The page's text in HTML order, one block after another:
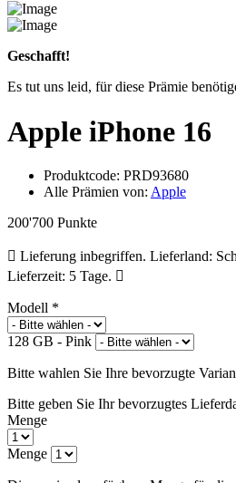
Geschafft!
Es tut uns leid, für diese Prämie
Apple iPhone 16
Produktcode: PRD93680
Alle Prämien von: Apple
200'700 Punkte
Lieferung inbegriffen. Lieferland:
Lieferzeit: 5 Tage.
Modell *
128 GB - Pink
Bitte wahlen Sie Ihre bevorzugte
Bitte geben Sie Ihr bevorzugtes
Menge
Menge